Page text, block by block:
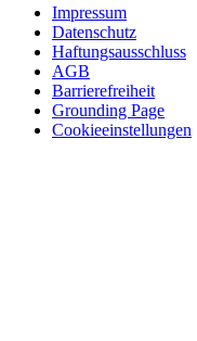
Impressum
Datenschutz
Haftungsausschluss
AGB
Barrierefreiheit
Grounding Page
Cookieeinstellungen